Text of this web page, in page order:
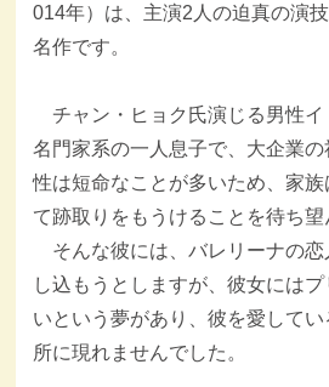
014年）は、主演2人の迫真の演
名作です。
チャン・ヒョク氏演じる男性イ
名門家系の一人息子で、大企業
性は短命なことが多いため、家
て跡取りをもうけることを待ち望
そんな彼には、バレリーナの恋
し込もうとしますが、彼女には
いという夢があり、彼を愛して
所に現れませんでした。